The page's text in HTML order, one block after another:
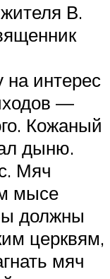
В.
на интерес
—
Кожаный
дыню.
Мяч
мысе
должны
церквям,
мяч